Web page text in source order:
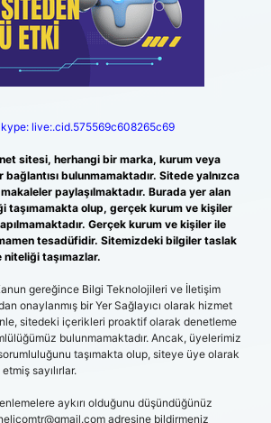
live:.cid.575569c608265c69
sitesi, herhangi bir marka, kurum veya
bulunmamaktadır. Sitede yalnızca
makaleler paylaşılmaktadır. Burada yer alan
taşımamakta olup, gerçek kurum ve kişiler
Gerçek kurum ve kişiler ile
tesadüfidir. Sitemizdeki bilgiler taslak
taşımazlar.
gereğince Bilgi Teknolojileri ve İletişim
onaylanmış bir Yer Sağlayıcı olarak hizmet
sitedeki içerikleri proaktif olarak denetleme
bulunmamaktadır. Ancak, üyelerimiz
taşımakta olup, siteye üye olarak
sayılırlar.
aykırı olduğunu düşündüğünüz
adresine bildirmeniz